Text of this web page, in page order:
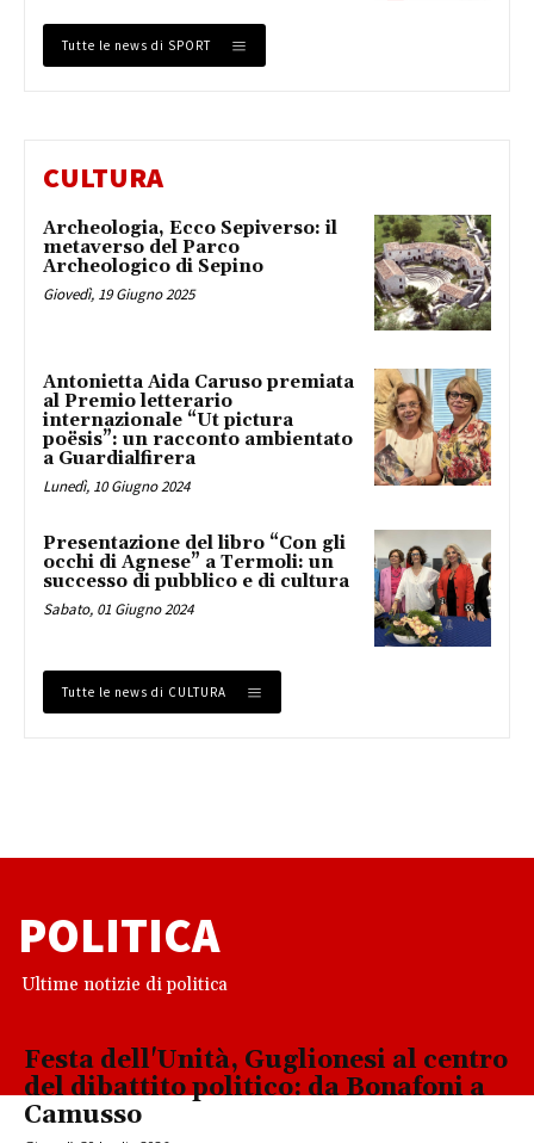
Tutte le news di SPORT
CULTURA
Archeologia, Ecco Sepiverso: il
metaverso del Parco
Archeologico di Sepino
Giovedì, 19 Giugno 2025
Antonietta Aida Caruso premiata
al Premio letterario
internazionale “Ut pictura
poësis”: un racconto ambientato
a Guardialfirera
Lunedì, 10 Giugno 2024
Presentazione del libro “Con gli
occhi di Agnese” a Termoli: un
successo di pubblico e di cultura
Sabato, 01 Giugno 2024
Tutte le news di CULTURA
POLITICA
Ultime notizie di politica
Festa dell'Unità, Guglionesi al centro
del dibattito politico: da Bonafoni a
Camusso